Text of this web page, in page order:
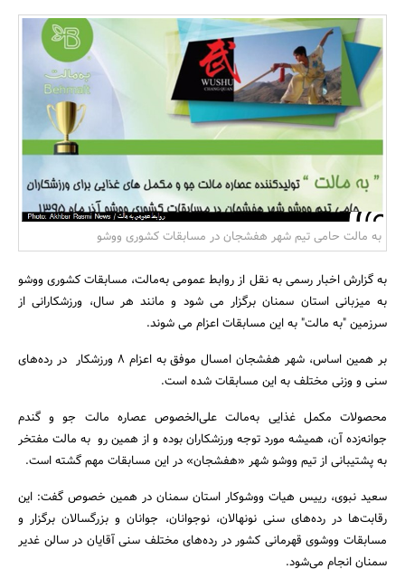
بانک، بیمه و سرمایه
مسکن و ساختمان
به مالت حامی تیم شهر هفشجان در مسابقات کشوری ووشو
به گزارش اخبار رسمی به نقل از روابط عمومی به‌مالت، مسابقات کشوری ووشو
به میزبانی استان سمنان برگزار می شود و مانند هر سال، ورزشکارانی از
سرزمین "به مالت" به این مسابقات اعزام می شوند.
بر همین اساس، شهر هفشجان امسال موفق به اعزام 8 ورزشکار در رده‌های
سنی و وزنی مختلف به این مسابقات شده است.
محصولات مکمل غذایی به‌مالت علی‌الخصوص عصاره مالت جو و گندم
جوانه‌زده آن، همیشه مورد توجه ورزشکاران بوده و از همین رو به مالت مفتخر
به پشتیبانی از تیم ووشو شهر «هفشجان» در این مسابقات مهم گشته است.
سعید نبوی، رییس هیات ووشوکار استان سمنان در همین خصوص گفت: این
رقابت‌ها در رده‌های سنی نونهالان، نوجوانان، جوانان و بزرگسالان برگزار و
مسابقات ووشوی قهرمانی کشور در رده‌های مختلف سنی آقایان در سالن غدیر
سمنان انجام می‌شود.